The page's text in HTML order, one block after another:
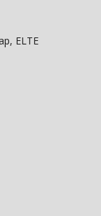
ELTE